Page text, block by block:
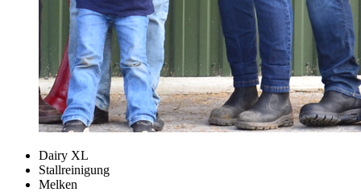
Dairy XL
Stallreinigung
Melken